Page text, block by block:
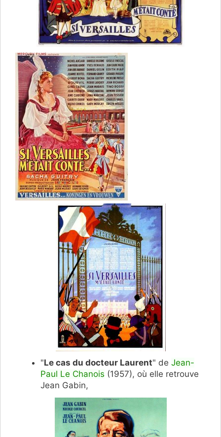
"Le cas du docteur Laurent" de Jean-
Paul Le Chanois (1957), où elle retrouve
Jean Gabin,